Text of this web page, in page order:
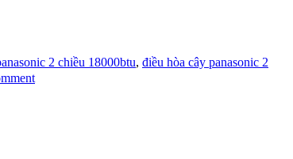
2 chiều 18000btu, điều hòa cây panasonic 2
on